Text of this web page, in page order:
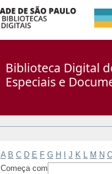
Biblioteca Digital
Especiais e
A B C D E F G H J K M N
Começa com